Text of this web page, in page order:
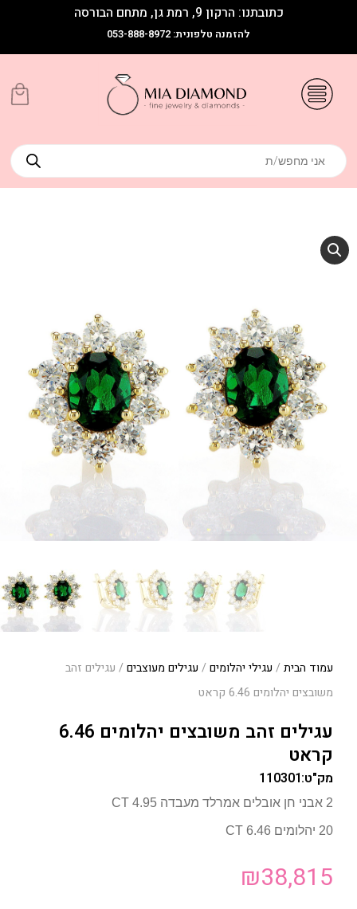
כתובתנו: הרקון 9, רמת גן, מתחם הבורסה
להזמנה טלפונית: 053-888-8972
עמוד הבית/ עגילי יהלומים/ עגילים מעוצבים/ עגילים זהב
משובצים יהלומים 6.46 קראט
עגילים זהב משובצים יהלומים 6.46
קראט
מק"ט:110301
2 אבני חן אובלים אמרלד מעבדה 4.95 CT
20 יהלומים 6.46 CT
₪38,815